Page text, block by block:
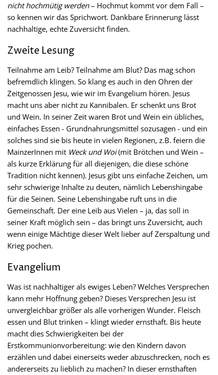
nicht hochmütig werden– Hochmut kommt vor dem Fall –
so kennen wir das Sprichwort. Dankbare Erinnerung lässt
nachhaltige, echte Zuversicht finden.
Zweite Lesung
Teilnahme am Leib? Teilnahme am Blut? Das mag schon
befremdlich klingen. So klang es auch in den Ohren der
Zeitgenossen Jesu, wie wir im Evangelium hören. Jesus
macht uns aber nicht zu Kannibalen. Er schenkt uns Brot
und Wein. In seiner Zeit waren Brot und Wein ein übliches,
einfaches Essen - Grundnahrungsmittel sozusagen - und ein
solches sind sie bis heute in vielen Regionen, z.B. feiern die
MainzerInnen mit Weck und Woi(mit Brötchen und Wein –
als kurze Erklärung für all diejenigen, die diese schöne
Tradition nicht kennen). Jesus gibt uns einfache Zeichen, um
sehr schwierige Inhalte zu deuten, nämlich Lebenshingabe
für die Seinen. Seine Lebenshingabe ruft uns in die
Gemeinschaft. Der eine Leib aus Vielen – ja, das soll in
seiner Kraft möglich sein – das bringt uns Zuversicht, auch
wenn einige Mächtige dieser Welt lieber auf Zerspaltung und
Krieg pochen.
Evangelium
Was ist nachhaltiger als ewiges Leben? Welches Versprechen
kann mehr Hoffnung geben? Dieses Versprechen Jesu ist
unvergleichbar größer als alle vorherigen Wunder. Fleisch
essen und Blut trinken – klingt wieder ernsthaft. Bis heute
macht dies Schwierigkeiten bei der
Erstkommunionvorbereitung: wie den Kindern davon
erzählen und dabei einerseits weder abzuschrecken, noch es
andererseits zu lieblich zu machen? In dieser ernsthaften